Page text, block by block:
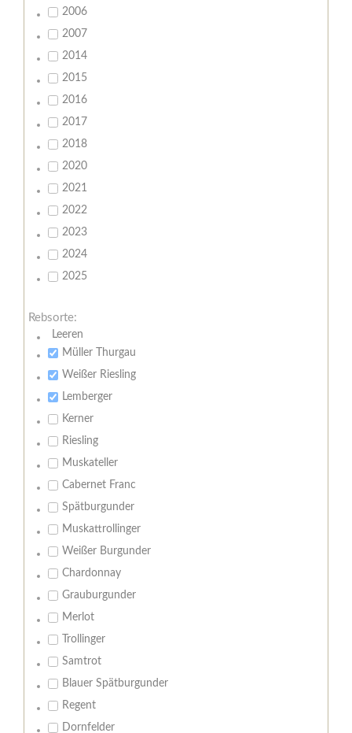
2006
2007
2014
2015
2016
2017
2018
2020
2021
2022
2023
2024
2025
Rebsorte:
Leeren
Müller Thurgau
Weißer Riesling
Lemberger
Kerner
Riesling
Muskateller
Cabernet Franc
Spätburgunder
Muskattrollinger
Weißer Burgunder
Chardonnay
Grauburgunder
Merlot
Trollinger
Samtrot
Blauer Spätburgunder
Regent
Dornfelder